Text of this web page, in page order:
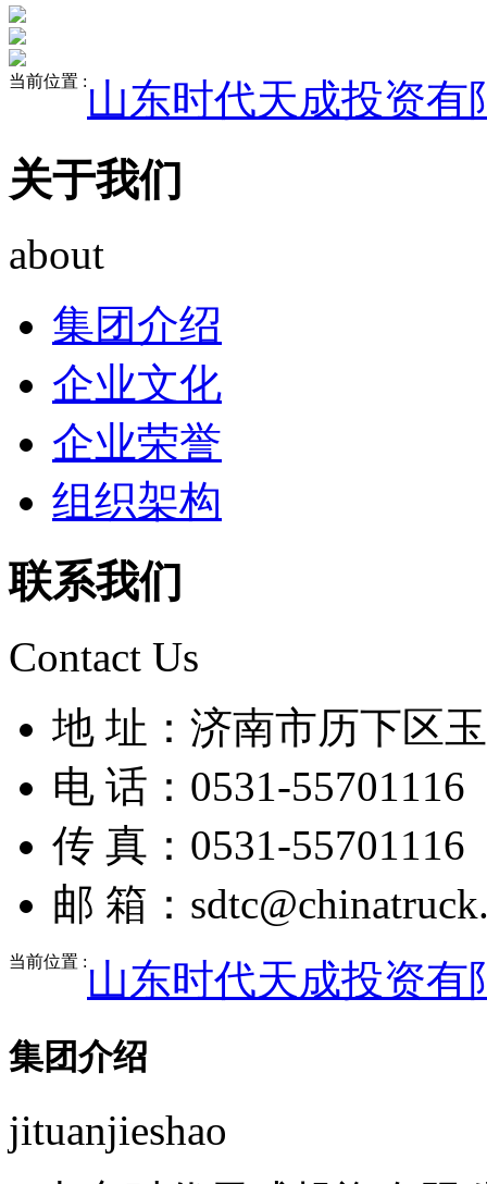
当前位置 : 山东时代天成投资有
关于我们
about
集团介绍
企业文化
企业荣誉
组织架构
联系我们
Contact Us
地 址：济南市历下区
电 话：0531-55701116
传 真：0531-55701116
邮 箱：
当前位置 : 山东时代天成投资有
集团介绍
jituanjieshao